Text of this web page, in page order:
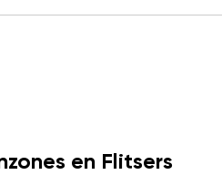
en Flitsers